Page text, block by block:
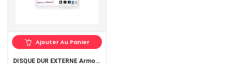
Ajouter Au Panier
DISQUE DUR EXTERNE Armor A60